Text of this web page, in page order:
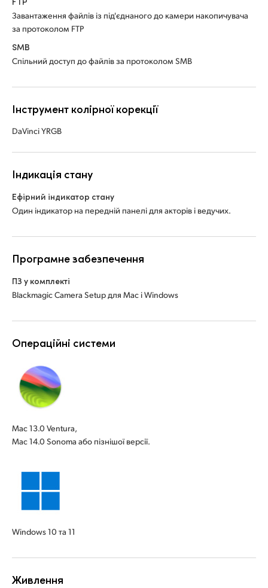
Завантаження файлів із під'єднаного до камери накопичувача
за протоколом FTP
SMB
Спільний доступ до файлів за протоколом SMB
Інструмент колірної корекції
DaVinci YRGB
Індикація стану
Ефірний індикатор стану
Один індикатор на передній панелідля акторів і ведучих.
Програмне забезпечення
ПЗ у комплекті
Blackmagic Camera Setup для Mac і Windows
Операційні системи
Mac 13.0 Ventura,
Mac 14.0 Sonoma або пізнішої версії.
Windows 10 та 11
Живлення